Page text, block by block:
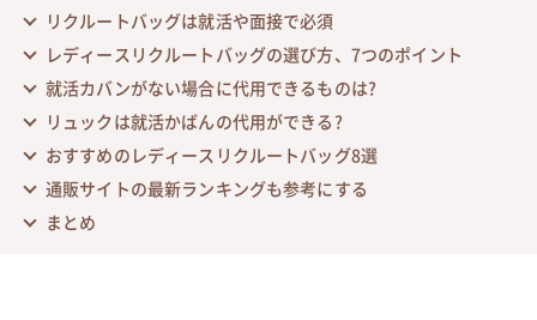
リクルートバッグは就活や面接で必須
レディースリクルートバッグの選び方、7つのポイント
就活カバンがない場合に代用できるものは?
リュックは就活かばんの代用ができる?
おすすめのレディースリクルートバッグ8選
通販サイトの最新ランキングも参考にする
まとめ